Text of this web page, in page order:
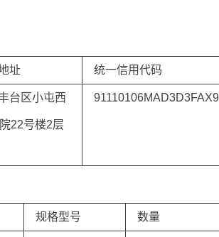
址 统一信用代码
台区小屯西
22号楼2层
91110106MAD3D3FAX9
规格型号 数量